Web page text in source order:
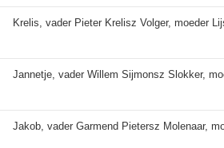
Krelis, vader Pieter Krelisz Volger, moeder
Jannetje, vader Willem Sijmonsz Slokker,
Jakob, vader Garmend Pietersz Molenaar,